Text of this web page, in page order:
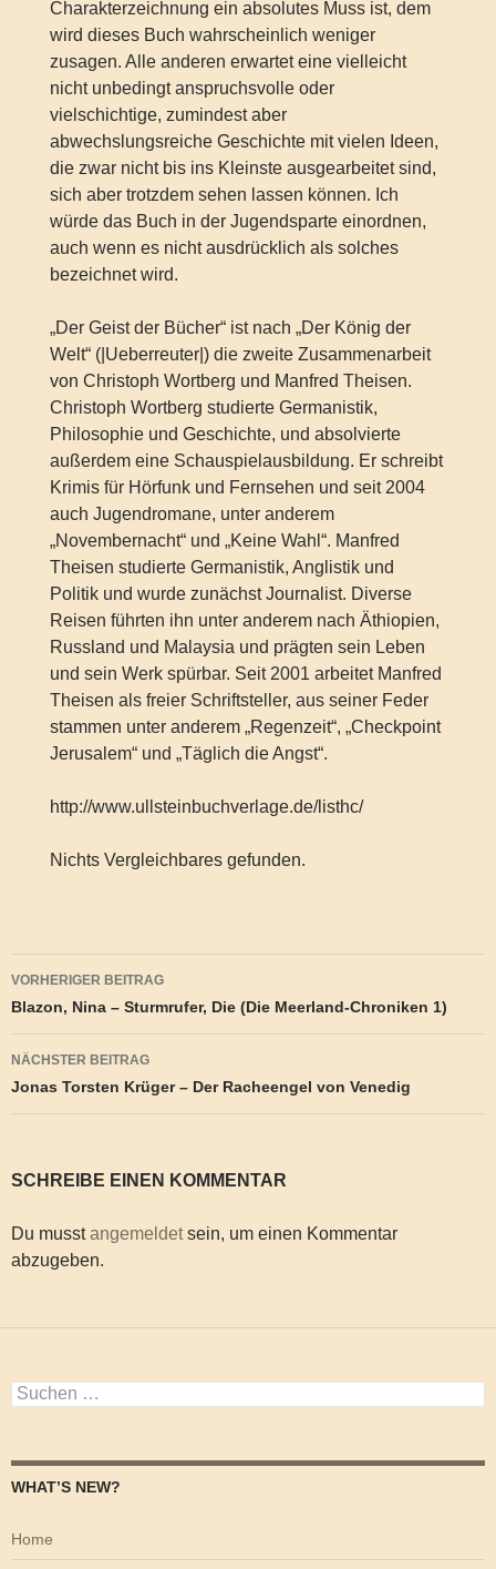
Charakterzeichnung ein absolutes Muss ist, dem
wird dieses Buch wahrscheinlich weniger
zusagen. Alle anderen erwartet eine vielleicht
nicht unbedingt anspruchsvolle oder
vielschichtige, zumindest aber
abwechslungsreiche Geschichte mit vielen Ideen,
die zwar nicht bis ins Kleinste ausgearbeitet sind,
sich aber trotzdem sehen lassen können. Ich
würde das Buch in der Jugendsparte einordnen,
auch wenn es nicht ausdrücklich als solches
bezeichnet wird.
„Der Geist der Bücher“ ist nach „Der König der
Welt“ (|Ueberreuter|) die zweite Zusammenarbeit
von Christoph Wortberg und Manfred Theisen.
Christoph Wortberg studierte Germanistik,
Philosophie und Geschichte, und absolvierte
außerdem eine Schauspielausbildung. Er schreibt
Krimis für Hörfunk und Fernsehen und seit 2004
auch Jugendromane, unter anderem
„Novembernacht“ und „Keine Wahl“. Manfred
Theisen studierte Germanistik, Anglistik und
Politik und wurde zunächst Journalist. Diverse
Reisen führten ihn unter anderem nach Äthiopien,
Russland und Malaysia und prägten sein Leben
und sein Werk spürbar. Seit 2001 arbeitet Manfred
Theisen als freier Schriftsteller, aus seiner Feder
stammen unter anderem „Regenzeit“, „Checkpoint
Jerusalem“ und „Täglich die Angst“.
http://www.ullsteinbuchverlage.de/listhc/
Nichts Vergleichbares gefunden.
Beitragsnavigation
VORHERIGER BEITRAG
Blazon, Nina – Sturmrufer, Die (Die Meerland-Chroniken 1)
NÄCHSTER BEITRAG
Jonas Torsten Krüger – Der Racheengel von Venedig
SCHREIBE EINEN KOMMENTAR
Du musstangemeldetsein, um einen Kommentar
abzugeben.
Suchen
nach:
WHAT’S NEW?
Home